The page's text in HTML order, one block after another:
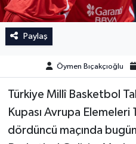
Paylaş
Öymen Bıçakçıoğlu
Türkiye Millî Basketbol
Kupası Avrupa Elemeleri
dördüncü maçında
Fransa Ligue 1
Eredevise
Portekiz Ligi
TFF 1.Lig
Diğer Futbol Ligleri